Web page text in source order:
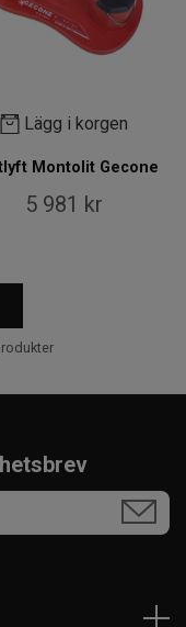
Lägg i korgen
Montolit Gecone
5 981 kr